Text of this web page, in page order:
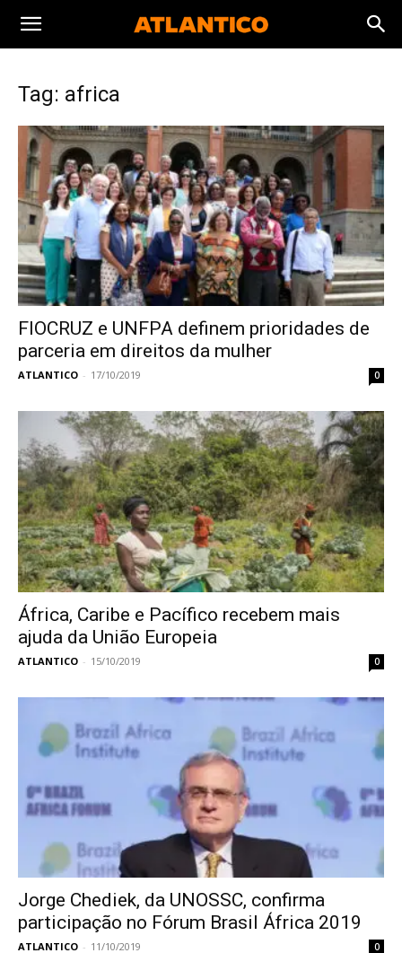
Tag: africa
FIOCRUZ e UNFPA definem prioridades de
parceria em direitos da mulher
ATLANTICO - 17/10/2019 0
África, Caribe e Pacífico recebem mais
ajuda da União Europeia
ATLANTICO - 15/10/2019 0
Jorge Chediek, da UNOSSC, confirma
participação no Fórum Brasil África 2019
ATLANTICO - 11/10/2019 0